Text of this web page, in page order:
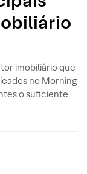
imobiliário que
no Morning
o suficiente